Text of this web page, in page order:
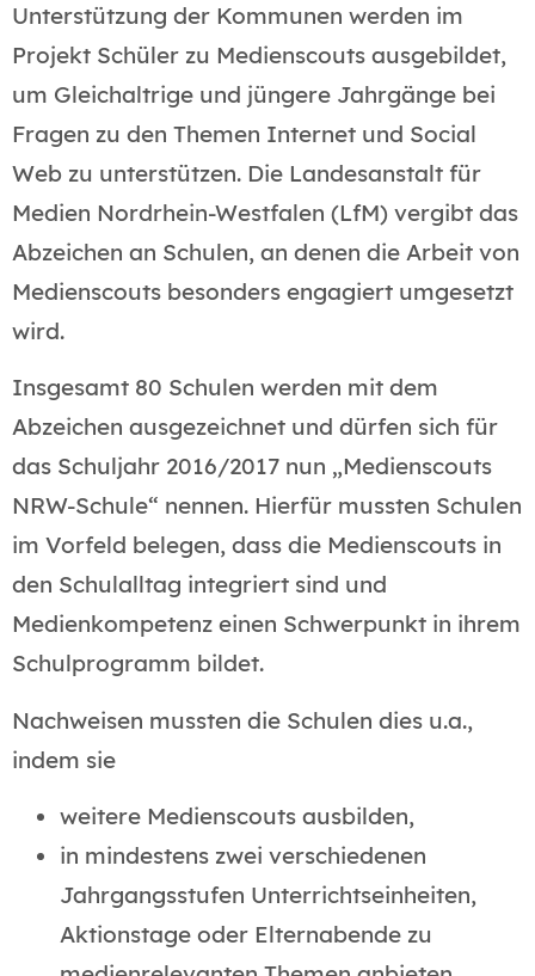
Unterstützung der Kommunen werden im
Projekt Schüler zu Medienscouts ausgebildet,
um Gleichaltrige und jüngere Jahrgänge bei
Fragen zu den Themen Internet und Social
Web zu unterstützen. Die Landesanstalt für
Medien Nordrhein-Westfalen (LfM) vergibt das
Abzeichen an Schulen, an denen die Arbeit von
Medienscouts besonders engagiert umgesetzt
wird.
Insgesamt 80 Schulen werden mit dem
Abzeichen ausgezeichnet und dürfen sich für
das Schuljahr 2016/2017 nun „Medienscouts
NRW-Schule“ nennen. Hierfür mussten Schulen
im Vorfeld belegen, dass die Medienscouts in
den Schulalltag integriert sind und
Medienkompetenz einen Schwerpunkt in ihrem
Schulprogramm bildet.
Nachweisen mussten die Schulen dies u.a.,
indem sie
weitere Medienscouts ausbilden,
in mindestens zwei verschiedenen
Jahrgangsstufen Unterrichtseinheiten,
Aktionstage oder Elternabende zu